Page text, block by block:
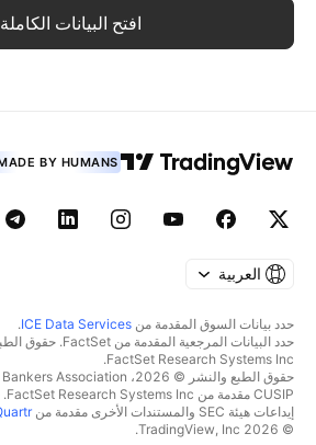
افتح البيانات الكاملة
BY HUMANS
العربية
حدد بيانات السوق المقدمة من ICE Data Services
.
FactSet Research Systems Inc.
CUSIP مقدمة من FactSet Research Systems Inc. جميع الحقوق محفوظة.
إيداعات هيئة SEC والمستندات الأخرى مقدمة من
© 2026 TradingView, Inc.